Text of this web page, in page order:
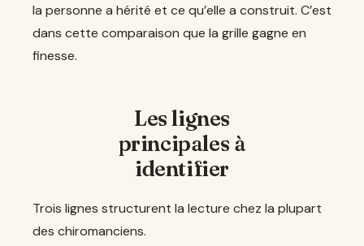
la personne a hérité et ce qu’elle a construit. C’est
dans cette comparaison que la grille gagne en
finesse.
Les lignes
principales à
identifier
Trois lignes structurent la lecture chez la plupart
des chiromanciens.